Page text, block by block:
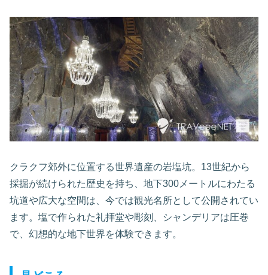
クラクフ郊外に位置する世界遺産の岩塩坑。13世紀から
採掘が続けられた歴史を持ち、地下300メートルにわたる
坑道や広大な空間は、今では観光名所として公開されてい
ます。塩で作られた礼拝堂や彫刻、シャンデリアは圧巻
で、幻想的な地下世界を体験できます。